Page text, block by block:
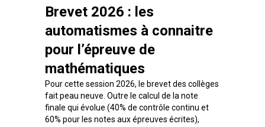
Brevet 2026 : les
automatismes à connaitre
pour l’épreuve de
mathématiques
Pour cette session 2026, le brevet des collèges
fait peau neuve. Outre le calcul de la note
finale qui évolue (40% de contrôle continu et
60% pour les notes aux épreuves écrites),